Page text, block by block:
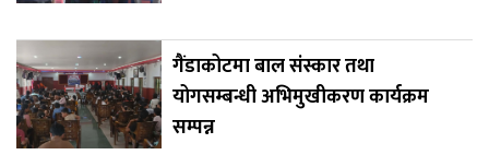
गैंडाकोटमा बाल संस्कार तथा
योगसम्बन्धी अभिमुखीकरण कार्यक्रम
सम्पन्न